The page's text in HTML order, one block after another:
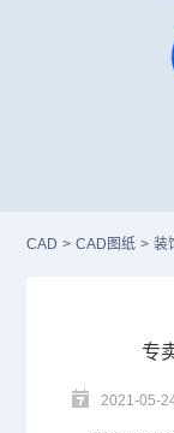
CAD > CAD图纸 > 装
专
2021-05-